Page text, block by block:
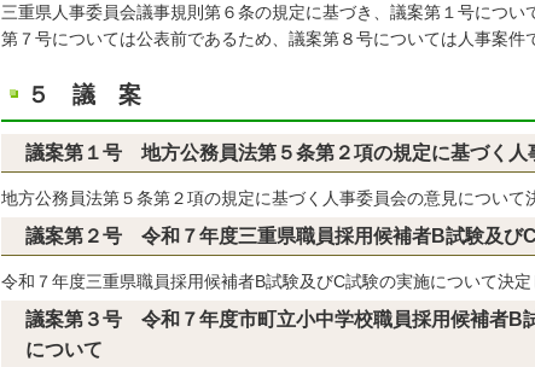
三重県人事委員会議事規則第６条の規定に基づき、議案第１号につ
第７号については公表前であるため、議案第８号については人事案件
５ 議 案
議案第１号 地方公務員法第５条第２項の規定に基づく人
地方公務員法第５条第２項の規定に基づく人事委員会の意見について
議案第２号 令和７年度三重県職員採用候補者B試験及び
令和７年度三重県職員採用候補者B試験及びC試験の実施について決定
議案第３号 令和７年度市町立小中学校職員採用候補者B
について